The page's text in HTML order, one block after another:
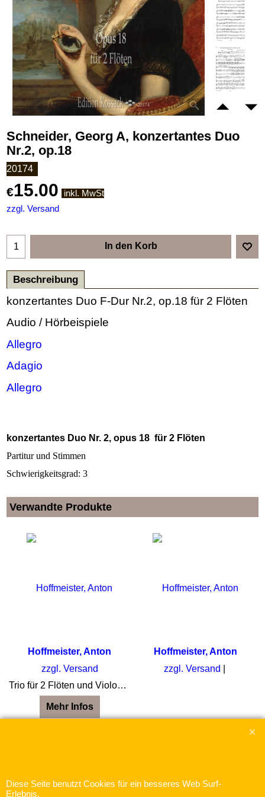
Schneider, Georg A, konzertantes Duo
Nr.2, op.18
20174
€15.00
inkl. MwSt
zzgl. Versand
In den Korb
Beschreibung
konzertantes Duo F-Dur Nr.2, op.18 für 2 Flöten
Audio / Hörbeispiele
Allegro
Adagio
Allegro
konzertantes Duo Nr. 2, opus 18 für 2 Flöten
Partitur und Stimmen
Schwierigkeitsgrad: 3
Verwandte Produkte
Hoffmeister, Anton
zzgl. Versand
Trio für 2 Flöten und Violoncello Nr.1 D-Dur Partitur und Stimmen
Mehr Infos
Hoffmeister, Anton
zzgl. Versand
Diese Seite benutzt Cookies für ein besseres Web Surf-
Erlebnis.